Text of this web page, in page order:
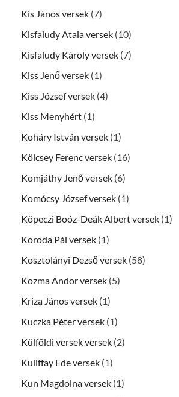
Kis János versek (7)
Kisfaludy Atala versek (10)
Kisfaludy Károly versek (7)
Kiss Jenő versek (1)
Kiss József versek (4)
Kiss Menyhért (1)
Koháry István versek (1)
Kölcsey Ferenc versek (16)
Komjáthy Jenő versek (6)
Komócsy József versek (1)
Köpeczi Boóz-Deák Albert versek (1)
Koroda Pál versek (1)
Kosztolányi Dezső versek (58)
Kozma Andor versek (5)
Kriza János versek (1)
Kuczka Péter versek (1)
Külföldi versek versek (2)
Kuliffay Ede versek (1)
Kun Magdolna versek (1)